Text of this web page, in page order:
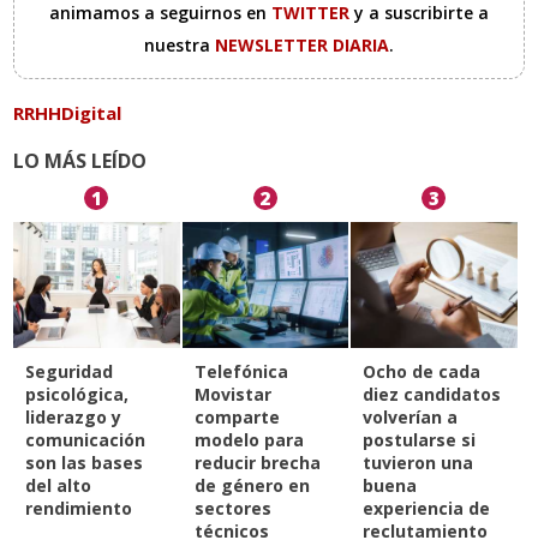
animamos a seguirnos en TWITTERy a suscribirte a
nuestra NEWSLETTER DIARIA.
RRHHDigital
LO MÁS LEÍDO
1
Seguridad
psicológica,
liderazgo y
comunicación
son las bases
del alto
rendimiento
2
Telefónica
Movistar
comparte
modelo para
reducir brecha
de género en
sectores
técnicos
3
Ocho de cada
diez candidatos
volverían a
postularse si
tuvieron una
buena
experiencia de
reclutamiento